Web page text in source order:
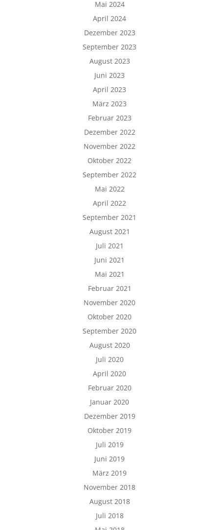
Mai 2024
April 2024
Dezember 2023
September 2023
August 2023
Juni 2023
April 2023
März 2023
Februar 2023
Dezember 2022
November 2022
Oktober 2022
September 2022
Mai 2022
April 2022
September 2021
August 2021
Juli 2021
Juni 2021
Mai 2021
Februar 2021
November 2020
Oktober 2020
September 2020
August 2020
Juli 2020
April 2020
Februar 2020
Januar 2020
Dezember 2019
Oktober 2019
Juli 2019
Juni 2019
März 2019
November 2018
August 2018
Juli 2018